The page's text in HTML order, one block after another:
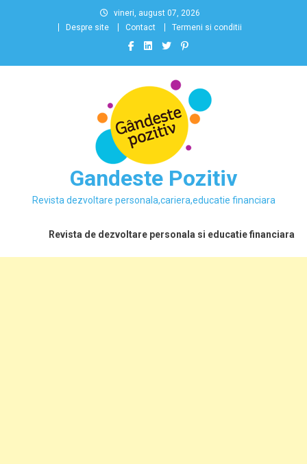
vineri, august 07, 2026
Despre site
Contact Termeni si conditii
Gandeste Pozitiv
Revista dezvoltare personala,cariera,educatie financiara
Revista de dezvoltare personala si educatie financiara